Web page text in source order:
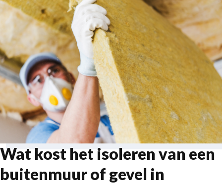
Wat kost het isoleren van een
buitenmuur of gevel in